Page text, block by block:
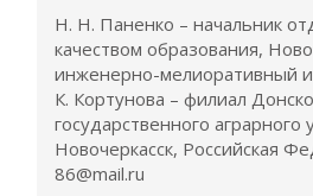
Н. Н. Паненко – начальник
качеством образования,
инженерно-мелиоративный
К. Кортунова – филиал
государственного аграрного
Новочеркасск, Российская
86@mail.ru